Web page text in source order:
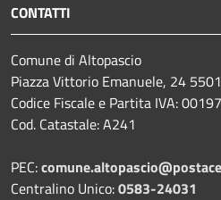
CONTATTI
Comune di Altopascio
Piazza Vittorio Emanuele, 24
Codice Fiscale e Partita IVA:
Cod. Catastale: A241
PEC:
Centralino Unico:0583-24031